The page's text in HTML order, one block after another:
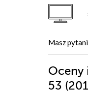
Masz
Oceny
53